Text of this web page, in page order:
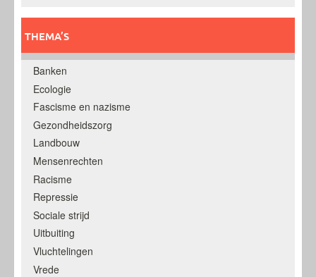
THEMA’S
Banken
Ecologie
Fascisme en nazisme
Gezondheidszorg
Landbouw
Mensenrechten
Racisme
Repressie
Sociale strijd
Uitbuiting
Vluchtelingen
Vrede